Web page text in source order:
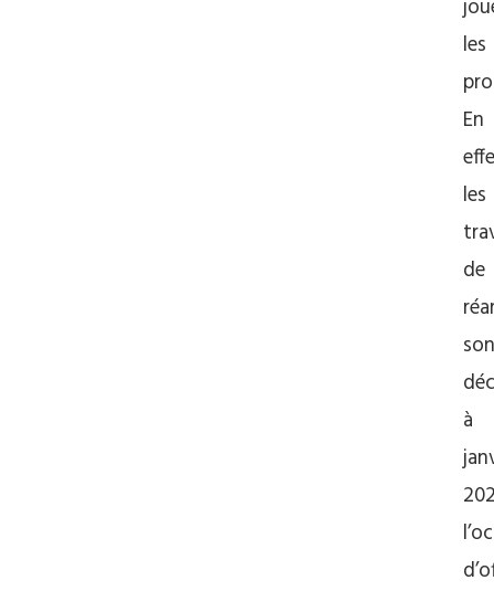
les
En
les
de
à